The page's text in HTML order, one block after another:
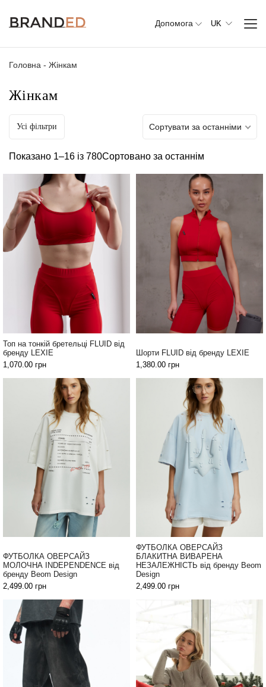
Допомога UK
Весь
одяг
Джемпери,
светри та
кардигани
Комплекти
повсякденні
костюми
Спортивні
костюми
Толстовки
та
світшоти
сорочки
Сукні
Піджаки
костюми
Футболки
та поло
брюки
Топи
боді
Спідня
білизна
Жіночі
сумки
Головна - Жінкам
Жінкам
Усі фільтри Сортувати за останніми
Показано 1–16 із 780Сортовано за останнім
Топ на тонкій бретельці FLUID від
бренду LEXIE
1,070.00 грн
Шорти FLUID від бренду LEXIE
1,380.00 грн
ФУТБОЛКА ОВЕРСАЙЗ
МОЛОЧНА INDEPENDENCE від
бренду Beom Design
2,499.00 грн
ФУТБОЛКА ОВЕРСАЙЗ
БЛАКИТНА ВИВАРЕНА
НЕЗАЛЕЖНІСТЬ від бренду Beom
Design
2,499.00 грн